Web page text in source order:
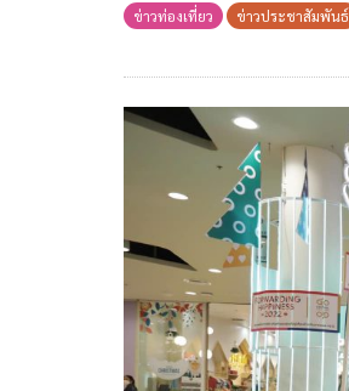
ข่าวท่องเที่ยว ข่าวประชาสัมพันธ์